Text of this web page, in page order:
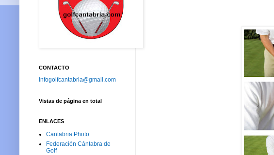
CONTACTO
infogolfcantabria@gmail.com
Vistas de página en total
ENLACES
Cantabria Photo
Federación Cántabra de
Golf